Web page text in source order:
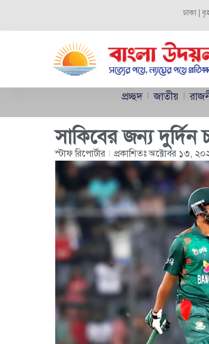
ঢাকা |
প্রচ্ছদ জাতীয়
সাকিবের জন্য দুর্দিন
স্টাফ রিপোর্টার প্রকাশিতঃঅক্টোবর ১৩,